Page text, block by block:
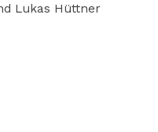
Lukas Hüttner